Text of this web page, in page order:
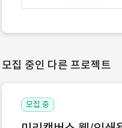
모집 중인 다른 프로젝트
모집 중